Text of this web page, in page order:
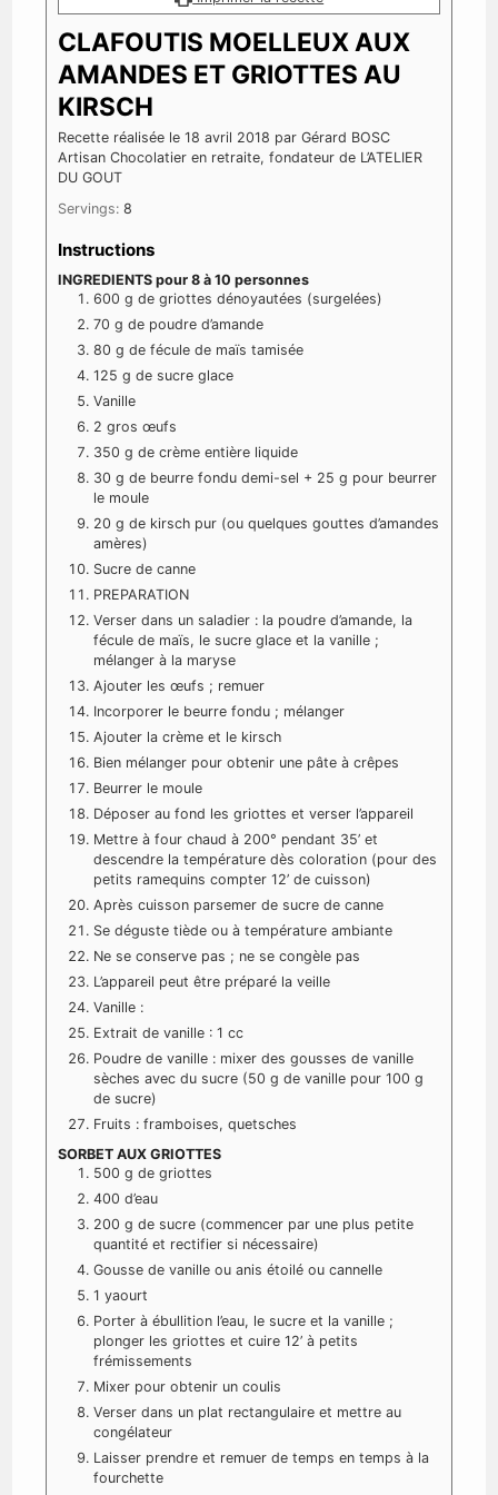
CLAFOUTIS MOELLEUX AUX
AMANDES ET GRIOTTES AU
KIRSCH
Recette réalisée le 18 avril 2018 par Gérard BOSC
Artisan Chocolatier en retraite, fondateur de L’ATELIER
DU GOUT
Servings:8
Instructions
INGREDIENTS pour 8 à 10 personnes
600 g de griottes dénoyautées (surgelées)
70 g de poudre d’amande
80 g de fécule de maïs tamisée
125 g de sucre glace
Vanille
2 gros œufs
350 g de crème entière liquide
30 g de beurre fondu demi-sel + 25 g pour beurrer
le moule
20 g de kirsch pur (ou quelques gouttes d’amandes
amères)
Sucre de canne
PREPARATION
Verser dans un saladier : la poudre d’amande, la
fécule de maïs, le sucre glace et la vanille ;
mélanger à la maryse
Ajouter les œufs ; remuer
Incorporer le beurre fondu ; mélanger
Ajouter la crème et le kirsch
Bien mélanger pour obtenir une pâte à crêpes
Beurrer le moule
Déposer au fond les griottes et verser l’appareil
Mettre à four chaud à 200° pendant 35’ et
descendre la température dès coloration (pour des
petits ramequins compter 12’ de cuisson)
Après cuisson parsemer de sucre de canne
Se déguste tiède ou à température ambiante
Ne se conserve pas ; ne se congèle pas
L’appareil peut être préparé la veille
Vanille :
Extrait de vanille : 1 cc
Poudre de vanille : mixer des gousses de vanille
sèches avec du sucre (50 g de vanille pour 100 g
de sucre)
Fruits : framboises, quetsches
SORBET AUX GRIOTTES
500 g de griottes
400 d’eau
200 g de sucre (commencer par une plus petite
quantité et rectifier si nécessaire)
Gousse de vanille ou anis étoilé ou cannelle
1 yaourt
Porter à ébullition l’eau, le sucre et la vanille ;
plonger les griottes et cuire 12’ à petits
frémissements
Mixer pour obtenir un coulis
Verser dans un plat rectangulaire et mettre au
congélateur
Laisser prendre et remuer de temps en temps à la
fourchette